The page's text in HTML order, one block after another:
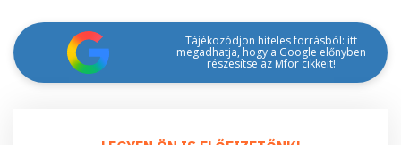
Tájékozódjon hiteles forrásból: itt
megadhatja, hogy a Google előnyben
részesítse az Mfor cikkeit!